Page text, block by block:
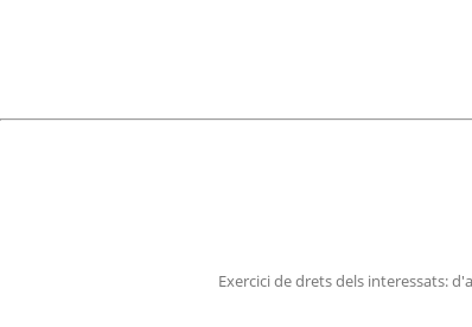
Exercici de drets dels interessats: